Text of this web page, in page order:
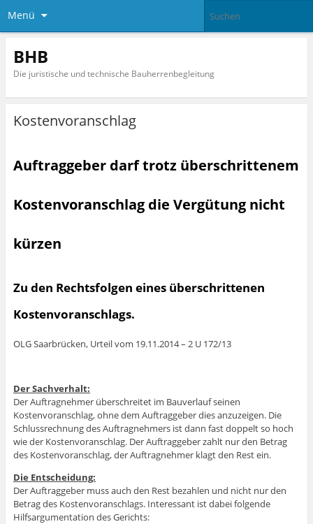
Menü
BHB
Die juristische und technische Bauherrenbegleitung
Kostenvoranschlag
Auftraggeber darf trotz überschrittenem
Kostenvoranschlag die Vergütung nicht
kürzen
Zu den Rechtsfolgen eines überschrittenen
Kostenvoranschlags.
OLG Saarbrücken, Urteil vom 19.11.2014 – 2 U 172/13
Der Sachverhalt:
Der Auftragnehmer überschreitet im Bauverlauf seinen
Kostenvoranschlag, ohne dem Auftraggeber dies anzuzeigen. Die
Schlussrechnung des Auftragnehmers ist dann fast doppelt so hoch
wie der Kostenvoranschlag. Der Auftraggeber zahlt nur den Betrag
des Kostenvoranschlag, der Auftragnehmer klagt den Rest ein.
Die Entscheidung:
Der Auftraggeber muss auch den Rest bezahlen und nicht nur den
Betrag des Kostenvoranschlags. Interessant ist dabei folgende
Hilfsargumentation des Gerichts: